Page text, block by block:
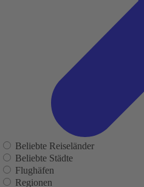
Beliebte Reiseländer
Beliebte Städte
Flughäfen
Regionen